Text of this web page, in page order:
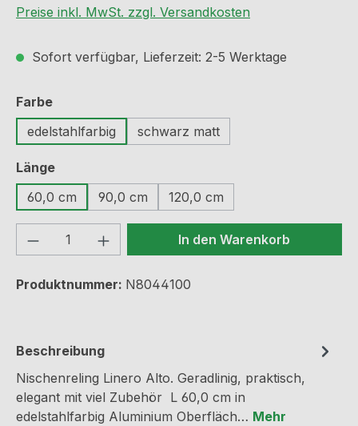
Preise inkl. MwSt. zzgl. Versandkosten
Sofort verfügbar, Lieferzeit: 2-5 Werktage
Farbeauswählen
edelstahlfarbig
schwarz matt
Längeauswählen
60,0 cm
90,0 cm 120,0 cm
Produkt Anzahl: Gib denIn den Warenkorb
Produktnummer: N8044100
Beschreibung
Nischenreling Linero Alto. Geradlinig, praktisch,
elegant mit viel Zubehör L 60,0 cm in
edelstahlfarbig Aluminium Oberfläch… Mehr